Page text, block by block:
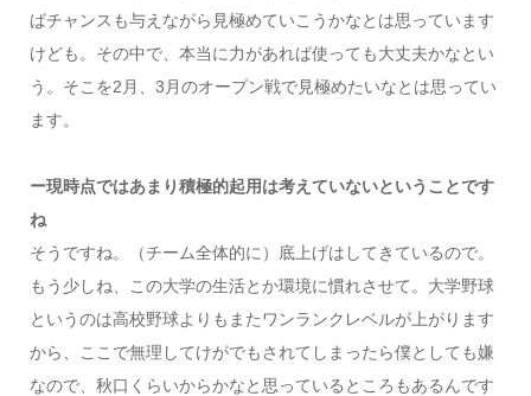
ばチャンスも与えながら見極めていこうかなとは思っています
けども。その中で、本当に力があれば使っても大丈夫かなとい
う。そこを2月、3月のオープン戦で見極めたいなとは思ってい
ます。
ー現時点ではあまり積極的起用は考えていないということです
ね
そうですね。（チーム全体的に）底上げはしてきているので。
もう少しね、この大学の生活とか環境に慣れさせて。大学野球
というのは高校野球よりもまたワンランクレベルが上がります
から、ここで無理してけがでもされてしまったら僕としても嫌
なので、秋口くらいからかなと思っているところもあるんです